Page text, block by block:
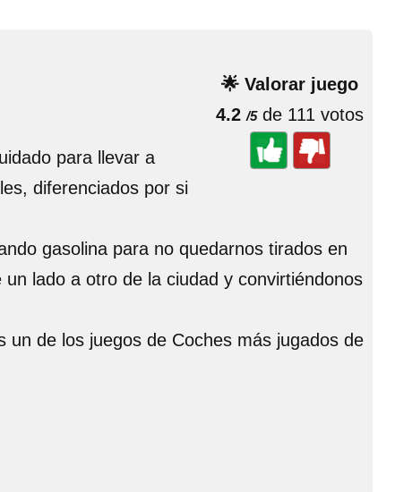
🌟 Valorar juego
4.2 /5de 111 votos
para llevar a
diferenciados por si
gasolina para no quedarnos tirados en
lado a otro de la ciudad y convirtiéndonos
de los juegos de Coches más jugados de